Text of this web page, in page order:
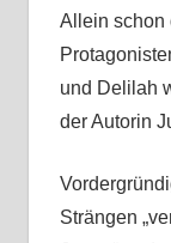
Allein schon
und Delilah
der Autorin
Strängen